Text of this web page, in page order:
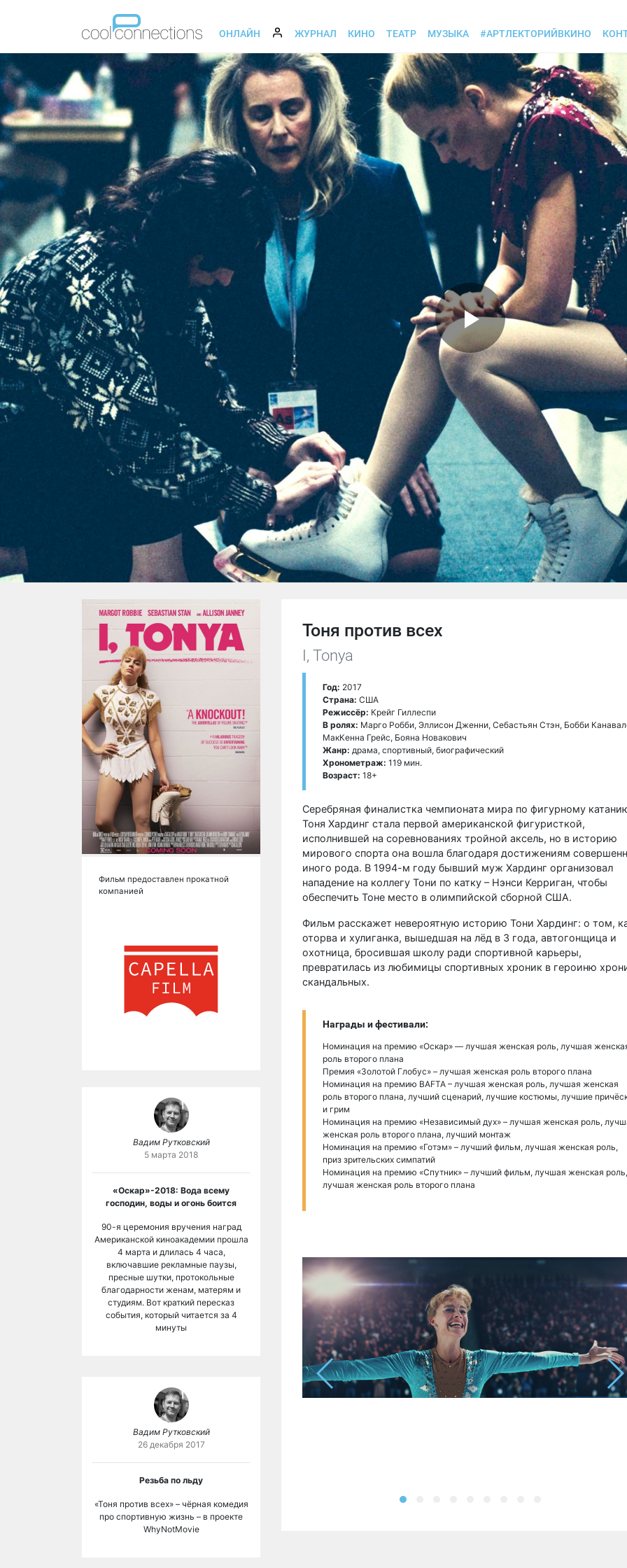
ОНЛАЙН ЖУРНАЛ КИНО ТЕАТР МУЗЫКА #АРТЛЕКТОРИЙВКИНО
Фильм предоставлен прокатной
компанией
Вадим Рутковский
5 марта 2018
«Оскар»-2018: Вода всему
господин, воды и огонь боится
90-я церемония вручения наград
Американской киноакадемии прошла
4 марта и длилась 4 часа,
включавшие рекламные паузы,
пресные шутки, протокольные
благодарности женам, матерям и
студиям. Вот краткий пересказ
события, который читается за 4
минуты
Вадим Рутковский
26 декабря 2017
Резьба по льду
«Тоня против всех» – чёрная комедия
про спортивную жизнь – в проекте
WhyNotMovie
Тоня против всех
I, Tonya
Год: 2017
Страна: США
Режиссёр: Крейг Гиллеспи
В ролях: Марго Робби, Эллисон Дженни, Себастьян Стэн, Бобби
МакКенна Грейс, Бояна Новакович
Жанр: драма, спортивный, биографический
Хронометраж: 119 мин.
Возраст: 18+
Серебряная финалистка чемпионата мира по фигурному
Тоня Хардинг стала первой американской фигуристкой,
исполнившей на соревнованиях тройной аксель, но в историю
мирового спорта она вошла благодаря достижениям
иного рода. В 1994-м году бывший муж Хардинг организовал
нападение на коллегу Тони по катку – Нэнси Керриган, чтобы
обеспечить Тоне место в олимпийской сборной США.
Фильм расскажет невероятную историю Тони Хардинг: о том,
оторва и хулиганка, вышедшая на лёд в 3 года, автогонщица и
охотница, бросившая школу ради спортивной карьеры,
превратилась из любимицы спортивных хроник в героиню
скандальных.
Награды и фестивали:
Номинация на премию «Оскар» — лучшая женская роль, лучшая
роль второго плана
Премия «Золотой Глобус» – лучшая женская роль второго плана
Номинация на премию BAFTA – лучшая женская роль, лучшая женская
роль второго плана, лучший сценарий, лучшие костюмы, лучшие
и грим
Номинация на премию «Независимый дух» – лучшая женская роль,
женская роль второго плана, лучший монтаж
Номинация на премию «Готэм» – лучший фильм, лучшая женская роль,
приз зрительских симпатий
Номинация на премию «Спутник» – лучший фильм, лучшая женская роль,
лучшая женская роль второго плана